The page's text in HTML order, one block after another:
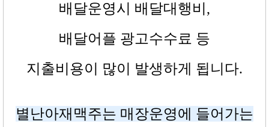
배달운영시 배달대행비 ,
배달어플 광고수수료 등
지출비용이 많이 발생하게 됩니다.
별난아재맥주는 매장운영에 들어가는